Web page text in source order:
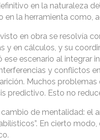
en la naturaleza
la herramienta como,
en obra se resolvía
y en cálculos, y su
escenario al integrar
y conflictos
Muchos
predictivo. Esto no
de mentalidad: el
En cierto